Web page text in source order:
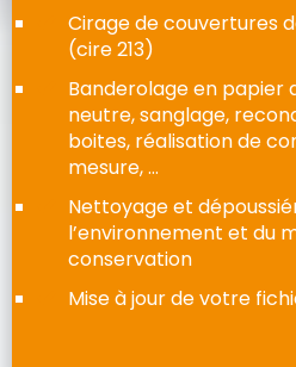
Cirage de couvertures
(cire 213)
Banderolage en papier
neutre, sanglage,
boites, réalisation de
mesure, …
Nettoyage et
l’environnement et du
conservation
Mise à jour de votre